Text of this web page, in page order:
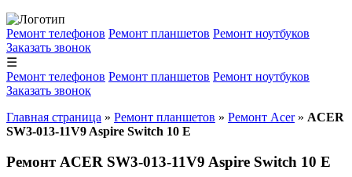
Ремонт телефонов Ремонт планшетов Ремонт ноутбуков
Заказать звонок
☰
Ремонт телефонов Ремонт планшетов Ремонт ноутбуков
Заказать звонок
Главная страница » Ремонт планшетов » Ремонт Acer» ACER
SW3-013-11V9 Aspire Switch 10 E
Ремонт ACER SW3-013-11V9 Aspire Switch 10 E